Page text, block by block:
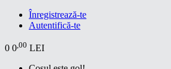
Înregistrează-te
Autentifică-te
0 0,00 LEI